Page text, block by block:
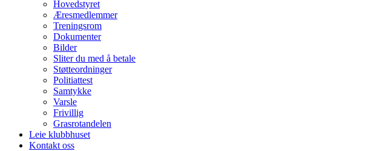
Hovedstyret
Æresmedlemmer
Treningsrom
Dokumenter
Bilder
Sliter du med å betale
Støtteordninger
Politiattest
Samtykke
Varsle
Frivillig
Grasrotandelen
Leie klubbhuset
Kontakt oss